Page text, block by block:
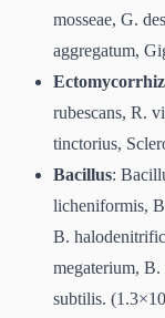
mosseae, G.
aggregatum,
rubescans, R.
tinctorius,
Bacillus:
licheniformis,
B.
megaterium,
subtilis.